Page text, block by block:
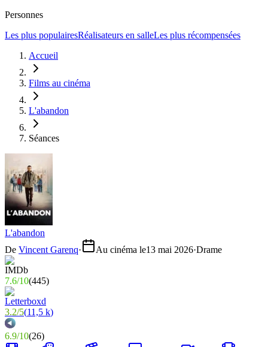
Personnes
Les plus populairesRéalisateurs en salleLes plus récompensées
Accueil
Films au cinéma
L'abandon
Séances
L'abandon
De Vincent Garenq· Au cinéma le13 mai 2026·Drame
7.6/10(445)
3.2/5(11,5 k)
6.9/10(26)